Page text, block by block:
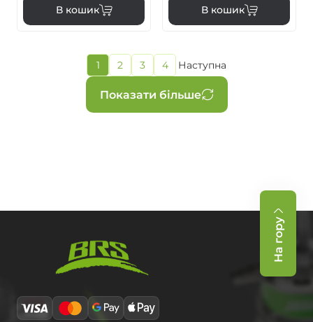
В кошик В кошик
Розбивка
на
сторінки
Показати більше
Поточна
сторінка
1
Page
2
Page
3
Page
4
Наступна
сторінка
Наступна
На гору